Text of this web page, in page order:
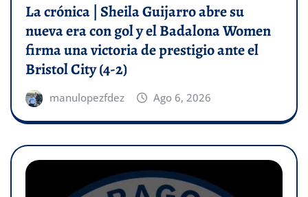
La crónica | Sheila Guijarro abre su
nueva era con gol y el Badalona Women
firma una victoria de prestigio ante el
Bristol City (4-2)
manulopezfdez Ago 6, 2026